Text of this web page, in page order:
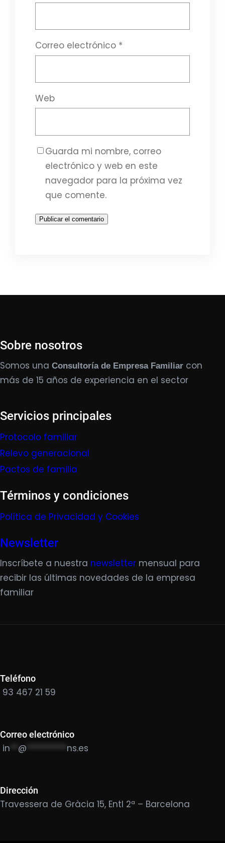
Correo electrónico *
Web
Guarda mi nombre, correo
electrónico y web en este
navegador para la próxima vez
que comente.
Sobre nosotros
Somos una Consultoría de Empresa Familiar con
más de 15 años de experiencia en el sector
Servicios principales
Protocolo familiar
Relevo generacional
Pactos de familia
Términos y condiciones
Política de Privacidad y Cookies
Newsletter
Inscríbete a nuestra newsletter mensual para
recibir las últimas novedades de la empresa
familiar
Teléfono
93 467 21 59
Correo electrónico
in @ ********** ns.es
Dirección
Travessera de Gràcia 15, Entl 2ª – Barcelona